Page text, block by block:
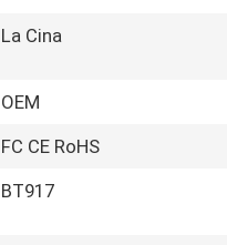
La Cina
OEM
FC CE RoHS
BT917